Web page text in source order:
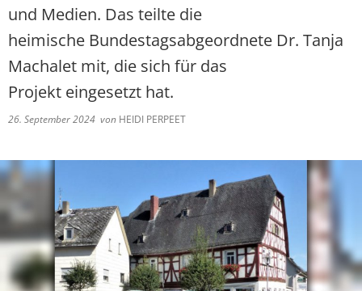
und Medien. Das teilte die
heimische Bundestagsabgeordnete Dr. Tanja
Machalet mit, die sich für das
Projekt eingesetzt hat.
26. September 2024 von HEIDI PERPEET